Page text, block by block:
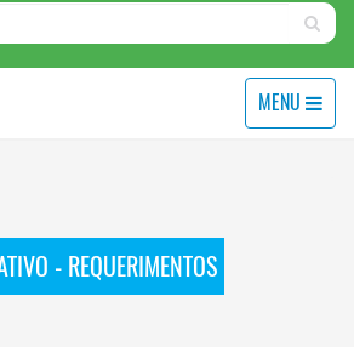
MENU
- REQUERIMENTOS